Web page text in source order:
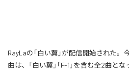
RayLaの「白い翼」が配信開始された
曲は、「白い翼」「F-1」を含む全2曲とな